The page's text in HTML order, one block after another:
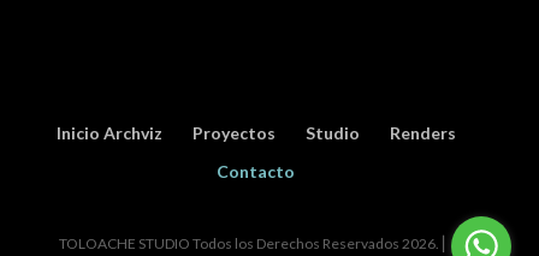
Inicio Archviz Proyectos Studio
Renders
Contacto
TOLOACHE STUDIO Todos los Derechos Reservados 2026 . ⎜ Sitio